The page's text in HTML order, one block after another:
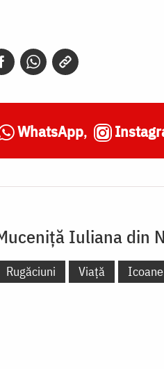
WhatsApp,
Iuliana din
Rugăciuni Viață Icoane